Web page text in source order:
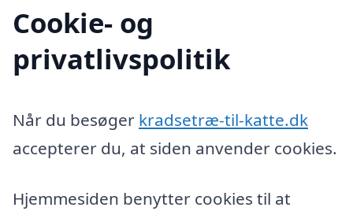
Cookie- og
privatlivspolitik
Når du besøger kradsetræ-til-katte.dk
accepterer du, at siden anvender cookies.
Hjemmesiden benytter cookies til at